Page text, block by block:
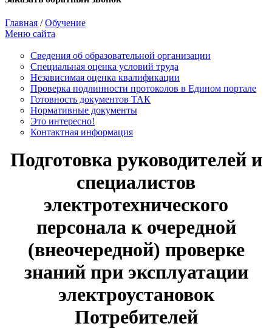
Главная /Обучение
Меню сайта
Сведения об образовательной организации
Cпециальная оценка условий труда
Независимая оценка квалификации
Проверка подлинности протоколов в Едином портале
Готовность документов ТАК
Нормативные документы
Это интересно!
Контактная информация
Подготовка руководителей и
специалистов
электротехнического
персонала к очередной
(внеочередной) проверке
знаний при эксплуатации
электроустановок
Потребителей